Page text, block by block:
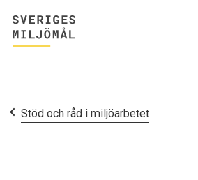
Start
Stöd och råd i miljöarbetet